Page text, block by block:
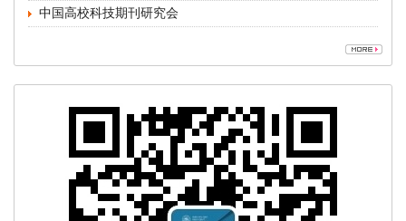
中国高校科技期刊研究会